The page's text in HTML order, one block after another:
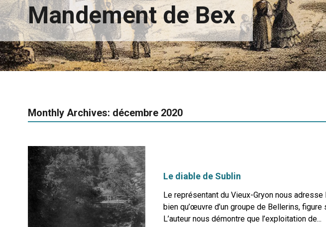
Mandement de Bex
Monthly Archives: décembre 2020
Le diable de Sublin
Le représentant du Vieux-Gryon nous
bien qu’œuvre d’un groupe de Bellerins, figure
L’auteur nous démontre que l’exploitation de...